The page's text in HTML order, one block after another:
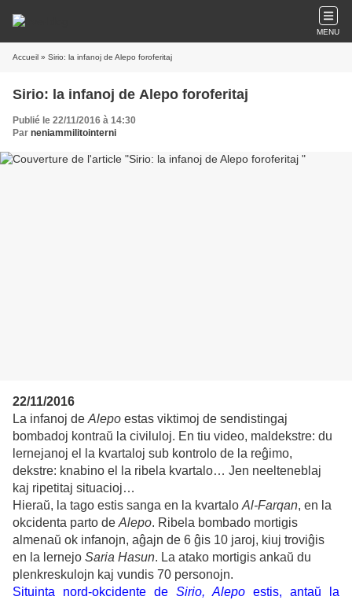
MENU
Accueil » Sirio: la infanoj de Alepo foroferitaj
Sirio: la infanoj de Alepo foroferitaj
Publié le 22/11/2016 à 14:30
Par neniammilitointerni
22/11/2016
La infanoj de Alepo estas viktimoj de sendistingaj
bombadoj kontraŭ la civiluloj. En tiu video, maldekstre: du
lernejanoj el la kvartaloj sub kontrolo de la reĝimo,
dekstre: knabino el la ribela kvartalo… Jen neelteneblaj
kaj ripetitaj situacioj…
Hieraŭ, la tago estis sanga en la kvartalo Al-Farqan, en la
okcidenta parto de Alepo. Ribela bombado mortigis
almenaŭ ok infanojn, aĝajn de 6 ĝis 10 jaroj, kiuj troviĝis
en la lernejo Saria Hasun. La atako mortigis ankaŭ du
plenkreskulojn kaj vundis 70 personojn.
Situinta nord-okcidente de Sirio, Alepo estis, antaŭ la